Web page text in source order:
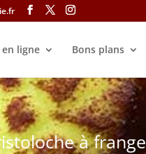
ligne Bons plans
à frange